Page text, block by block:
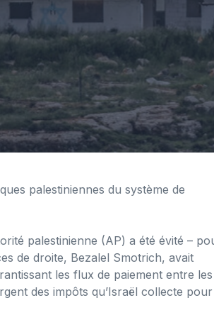
palestiniennes du système de
palestinienne (AP) a été évité –
de droite, Bezalel Smotrich, avait
les flux de paiement entre les
des impôts qu’Israël collecte pour